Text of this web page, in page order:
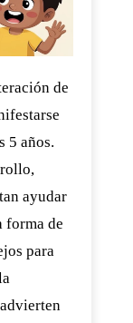
de
5 años.
ayudar
forma de
para